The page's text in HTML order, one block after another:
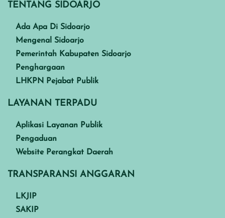
TENTANG SIDOARJO
Ada Apa Di Sidoarjo
Mengenal Sidoarjo
Pemerintah Kabupaten Sidoarjo
Penghargaan
LHKPN Pejabat Publik
LAYANAN TERPADU
Aplikasi Layanan Publik
Pengaduan
Website Perangkat Daerah
TRANSPARANSI ANGGARAN
LKJIP
SAKIP